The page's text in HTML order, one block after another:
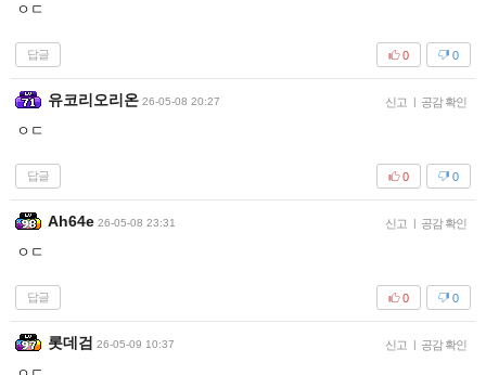
ㅇㄷ
답글 0
0
유코리오리온 26-05-08 20:27 신고 | 공감 확인
ㅇㄷ
답글 0
0
Ah64e 26-05-08 23:31 신고 | 공감 확인
ㅇㄷ
답글 0
0
롯데검 26-05-09 10:37 신고 | 공감 확인